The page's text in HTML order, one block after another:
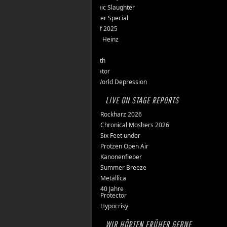
Teutonic Slaughter
Silvester Special
Best of 2025
Inge & Heinz
Stillbirth
Knorkator
New World Depression
LIVE ON STAGE REPORTS
Rockharz 2026
Chronical Moshers 2026
Six Feet under
Protzen Open Air
Kanonenfieber
Summer Breeze
Metallica
40 Jahre
Protector
Hypocrisy
WIR HÖRTEN FRÜHER GERNE